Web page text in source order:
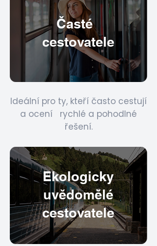
Časté
cestovatele
Ideální pro ty, kteří často cestují
a ocení rychlé a pohodlné
řešení.
Ekologicky
uvědomělé
cestovatele